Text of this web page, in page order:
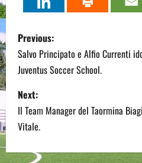
P
o
s
t
n
a
Previous:
Salvo Principato e Alfio Currenti
Juventus Soccer School.
Next:
Il Team Manager del Taormina
Vitale.